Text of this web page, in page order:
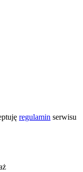
regulamin serwisu